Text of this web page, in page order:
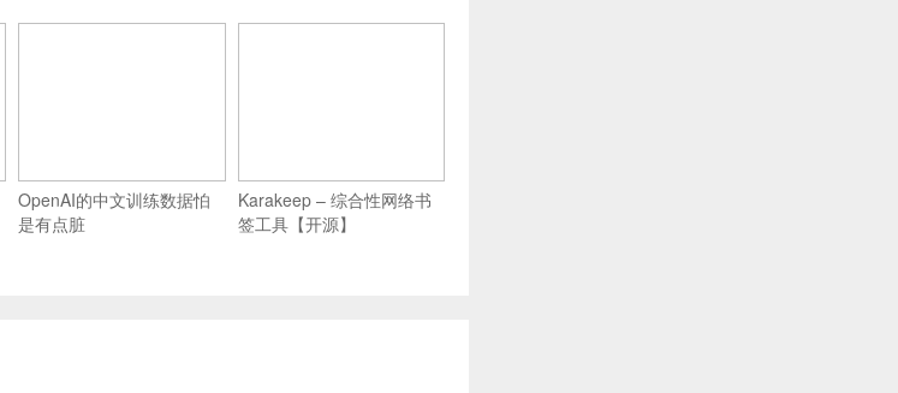
OpenAI的中文训练数据怕
是有点脏
Karakeep – 综合性网络书
签工具【开源】